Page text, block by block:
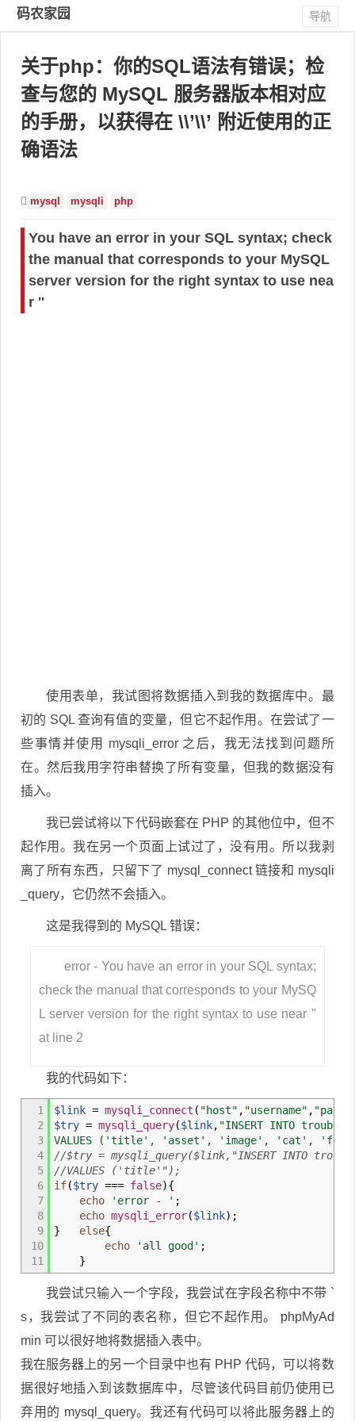
码农家园 导航
关于php：你的SQL语法有错误；检
查与您的 MySQL 服务器版本相对应
的手册，以获得在 \\’\\’ 附近使用的正
确语法
mysql mysqli php
You have an error in your SQL syntax; check
the manual that corresponds to your MySQL
server version for the right syntax to use nea
r ''
使用表单，我试图将数据插入到我的数据库中。最
初的 SQL 查询有值的变量，但它不起作用。在尝试了一
些事情并使用 mysqli_error 之后，我无法找到问题所
在。然后我用字符串替换了所有变量，但我的数据没有
插入。
我已尝试将以下代码嵌套在 PHP 的其他位中，但不
起作用。我在另一个页面上试过了，没有用。所以我剥
离了所有东西，只留下了 mysql_connect 链接和 mysqli
_query，它仍然不会插入。
这是我得到的 MySQL 错误：
error - You have an error in your SQL syntax;
check the manual that corresponds to your MySQ
L server version for the right syntax to use near ''
at line 2
我的代码如下：
1
2
3
4
5
6
7
8
9
10
11
$link = mysqli_connect ( "host" , "username" ,
$try = mysqli_query($link, "INSERT INTO
VALUES ('title', 'asset', 'image', 'cat',
//$try = mysqli_query($link,"INSERT INTO
//VALUES ('title'");
if($try === false){
echo
'error - ' ;
echo mysqli_error($link) ;
}
else{
echo
'all good' ;
}
我尝试只输入一个字段，我尝试在字段名称中不带 `
s，我尝试了不同的表名称，但它不起作用。 phpMyAd
min 可以很好地将数据插入表中。
我在服务器上的另一个目录中也有 PHP 代码，可以将数
据很好地插入到该数据库中，尽管该代码目前仍使用已
弃用的 mysql_query。我还有代码可以将此服务器上的